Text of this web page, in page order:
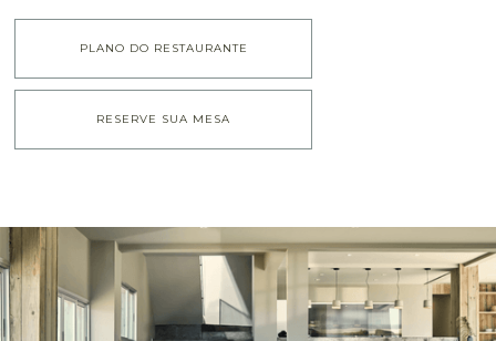
PLANO DO RESTAURANTE
RESERVE SUA MESA